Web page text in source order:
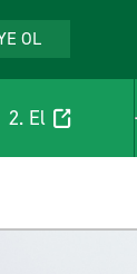
OL
2. El